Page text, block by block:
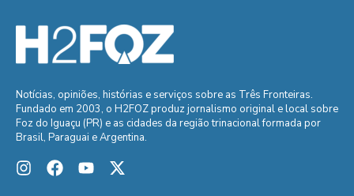
Notícias, opiniões, histórias e serviços sobre as Três Fronteiras.
Fundado em 2003, o H2FOZ produz jornalismo original e local sobre
Foz do Iguaçu (PR) e as cidades da região trinacional formada por
Brasil, Paraguai e Argentina.